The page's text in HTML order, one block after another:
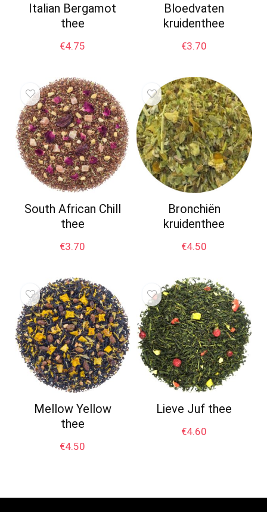
Italian Bergamot
thee
€4.75
Bloedvaten
kruidenthee
€3.70
South African Chill
thee
€3.70
Bronchiën
kruidenthee
€4.50
Mellow Yellow
thee
€4.50
Lieve Juf thee
€4.60